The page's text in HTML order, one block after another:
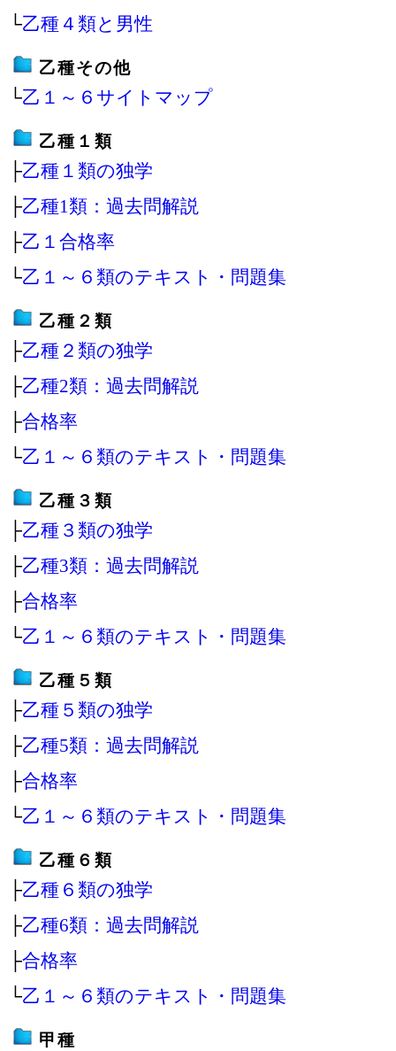
└乙種４類と男性
乙種その他
└乙１～６サイトマップ
乙種１類
├乙種１類の独学
├乙種1類：過去問解説
├乙１合格率
└乙１～６類のテキスト・問題集
乙種２類
├乙種２類の独学
├乙種2類：過去問解説
├合格率
└乙１～６類のテキスト・問題集
乙種３類
├乙種３類の独学
├乙種3類：過去問解説
├合格率
└乙１～６類のテキスト・問題集
乙種５類
├乙種５類の独学
├乙種5類：過去問解説
├合格率
└乙１～６類のテキスト・問題集
乙種６類
├乙種６類の独学
├乙種6類：過去問解説
├合格率
└乙１～６類のテキスト・問題集
甲種